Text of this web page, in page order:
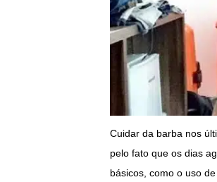
Cuidar da barba nos
pelo fato que os dias
básicos, como o uso